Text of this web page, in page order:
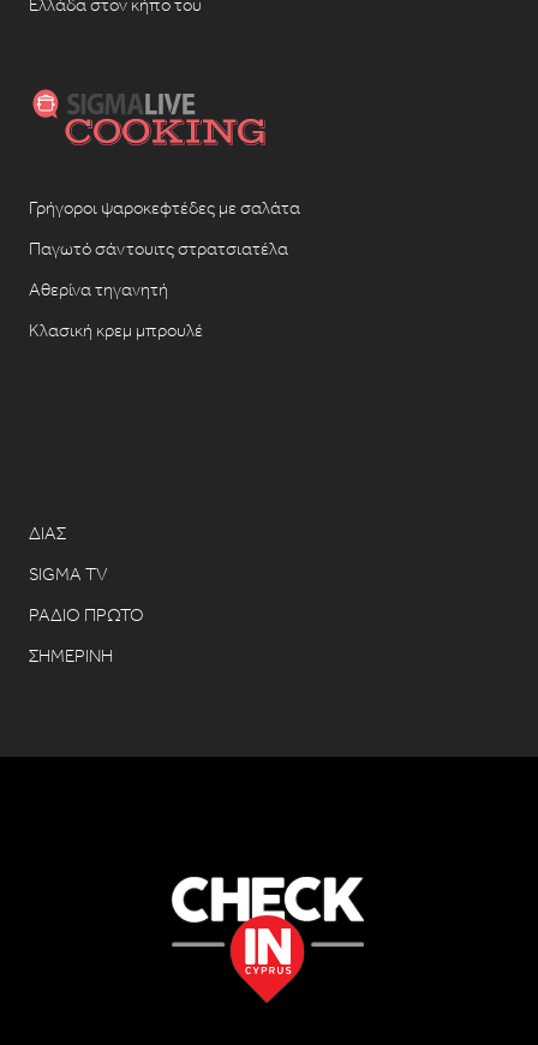
Ελλάδα στον κήπο του
Γρήγοροι ψαροκεφτέδες με σαλάτα
Παγωτό σάντουιτς στρατσιατέλα
Αθερίνα τηγανητή
Κλασική κρεμ μπρουλέ
ΔΙΑΣ
SIGMA TV
ΡΑΔΙΟ ΠΡΩΤΟ
ΣΗΜΕΡΙΝΗ